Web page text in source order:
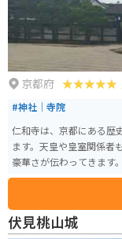
京都府
#神社｜寺院
仁和寺は、京都にある歴
ます。天皇や皇室関係者
豪華さが伝わってきます
の季節でも楽しめます。
伏見桃山城